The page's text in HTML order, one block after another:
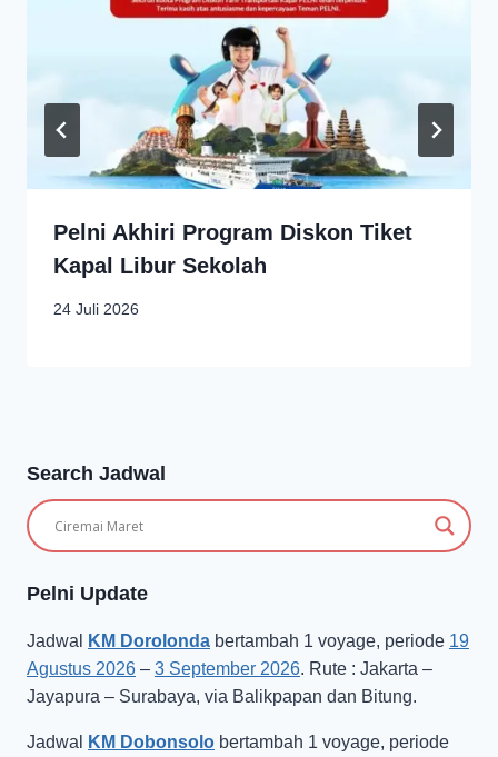
Pelni Akhiri Program Diskon Tiket
Kapal Libur Sekolah
24 Juli 2026
Search Jadwal
Pelni Update
Jadwal KM Dorolonda bertambah 1 voyage, periode 19
Agustus 2026 – 3 September 2026. Rute : Jakarta –
Jayapura – Surabaya, via Balikpapan dan Bitung.
Jadwal KM Dobonsolo bertambah 1 voyage, periode